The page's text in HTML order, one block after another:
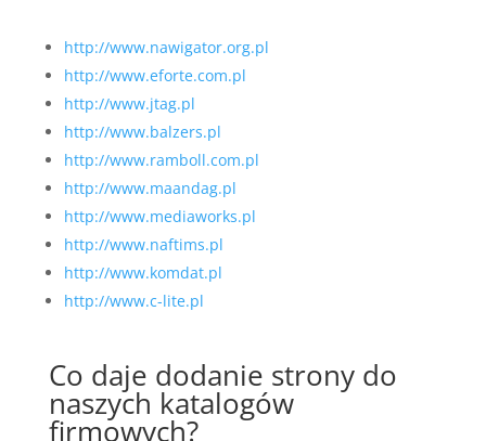
http://www.nawigator.org.pl
http://www.eforte.com.pl
http://www.jtag.pl
http://www.balzers.pl
http://www.ramboll.com.pl
http://www.maandag.pl
http://www.mediaworks.pl
http://www.naftims.pl
http://www.komdat.pl
http://www.c-lite.pl
Co daje dodanie strony do
naszych katalogów
firmowych?